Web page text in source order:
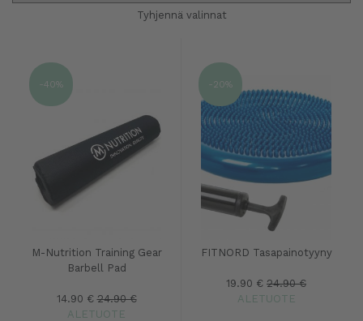
Tyhjennä valinnat
M-Nutrition Training Gear
Barbell Pad
14.90 € 24.90 €
ALETUOTE
-40%
FITNORD Tasapainotyyny
19.90 € 24.90 €
ALETUOTE
-20%